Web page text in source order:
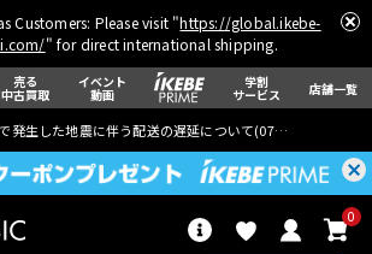
Customers: Please visit "https://global.ikebe-
" for direct international shipping.
売る
中古買取
イベント
動画
学割
サービス 店舗一覧
発生した地震に伴う配送の遅延について(07月29日
0